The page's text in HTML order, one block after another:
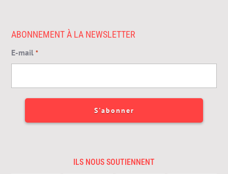
ABONNEMENT À LA NEWSLETTER
E-mail *
ILS NOUS SOUTIENNENT